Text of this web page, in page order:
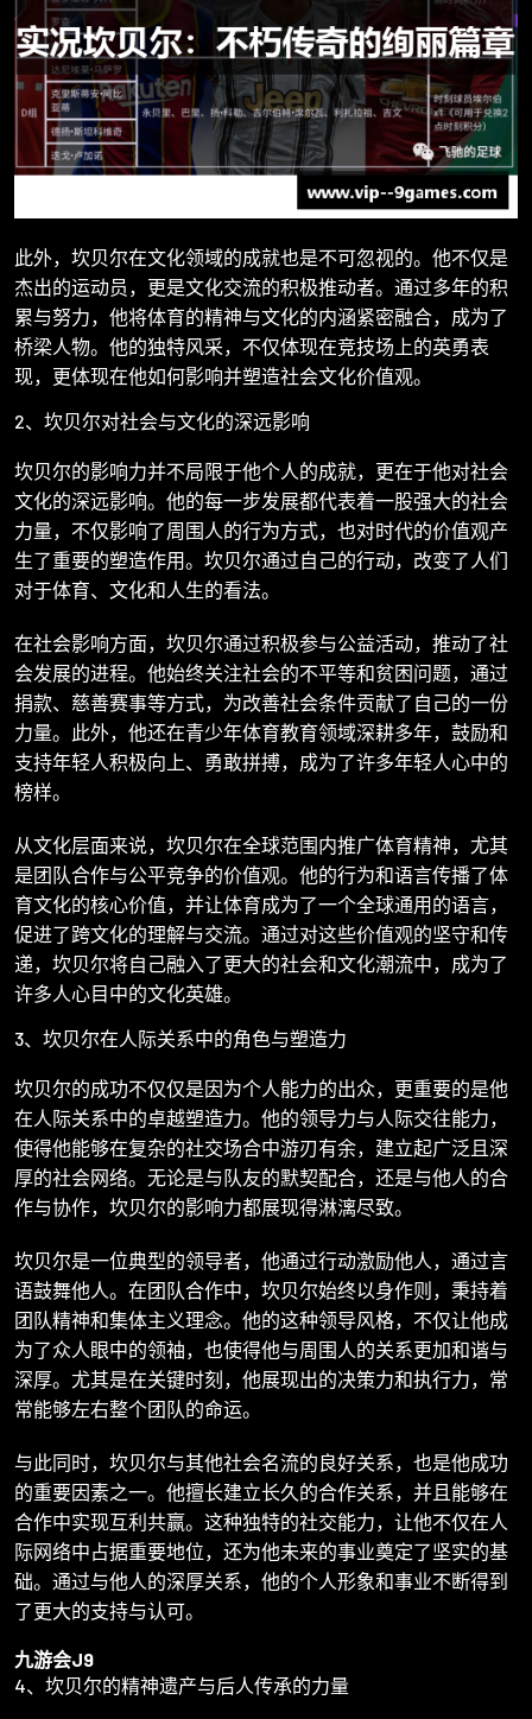
此外，坎贝尔在文化领域的成就也是不可忽视的。他不仅是
杰出的运动员，更是文化交流的积极推动者。通过多年的积
累与努力，他将体育的精神与文化的内涵紧密融合，成为了
桥梁人物。他的独特风采，不仅体现在竞技场上的英勇表
现，更体现在他如何影响并塑造社会文化价值观。
2、坎贝尔对社会与文化的深远影响
坎贝尔的影响力并不局限于他个人的成就，更在于他对社会
文化的深远影响。他的每一步发展都代表着一股强大的社会
力量，不仅影响了周围人的行为方式，也对时代的价值观产
生了重要的塑造作用。坎贝尔通过自己的行动，改变了人们
对于体育、文化和人生的看法。
在社会影响方面，坎贝尔通过积极参与公益活动，推动了社
会发展的进程。他始终关注社会的不平等和贫困问题，通过
捐款、慈善赛事等方式，为改善社会条件贡献了自己的一份
力量。此外，他还在青少年体育教育领域深耕多年，鼓励和
支持年轻人积极向上、勇敢拼搏，成为了许多年轻人心中的
榜样。
从文化层面来说，坎贝尔在全球范围内推广体育精神，尤其
是团队合作与公平竞争的价值观。他的行为和语言传播了体
育文化的核心价值，并让体育成为了一个全球通用的语言，
促进了跨文化的理解与交流。通过对这些价值观的坚守和传
递，坎贝尔将自己融入了更大的社会和文化潮流中，成为了
许多人心目中的文化英雄。
3、坎贝尔在人际关系中的角色与塑造力
坎贝尔的成功不仅仅是因为个人能力的出众，更重要的是他
在人际关系中的卓越塑造力。他的领导力与人际交往能力，
使得他能够在复杂的社交场合中游刃有余，建立起广泛且深
厚的社会网络。无论是与队友的默契配合，还是与他人的合
作与协作，坎贝尔的影响力都展现得淋漓尽致。
坎贝尔是一位典型的领导者，他通过行动激励他人，通过言
语鼓舞他人。在团队合作中，坎贝尔始终以身作则，秉持着
团队精神和集体主义理念。他的这种领导风格，不仅让他成
为了众人眼中的领袖，也使得他与周围人的关系更加和谐与
深厚。尤其是在关键时刻，他展现出的决策力和执行力，常
常能够左右整个团队的命运。
与此同时，坎贝尔与其他社会名流的良好关系，也是他成功
的重要因素之一。他擅长建立长久的合作关系，并且能够在
合作中实现互利共赢。这种独特的社交能力，让他不仅在人
际网络中占据重要地位，还为他未来的事业奠定了坚实的基
础。通过与他人的深厚关系，他的个人形象和事业不断得到
了更大的支持与认可。
九游会J9
4、坎贝尔的精神遗产与后人传承的力量